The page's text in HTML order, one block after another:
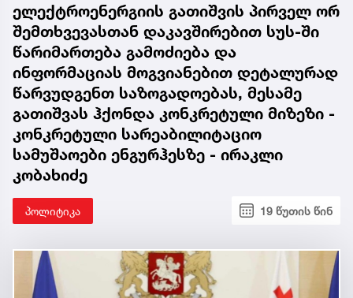
ელექტროენერგიის გათიშვის პირველ ორ
შემთხვევასთან დაკავშირებით სუს-ში
წარიმართება გამოძიება და
ინფორმაციას მოგვიანებით დეტალურად
წარვუდგენთ საზოგადოებას, მესამე
გათიშვას ჰქონდა კონკრეტული მიზეზი -
კონკრეტული სარეაბილიტაციო
სამუშაოები ენგურჰესზე - ირაკლი
კობახიძე
პოლიტიკა 19 წუთის წინ